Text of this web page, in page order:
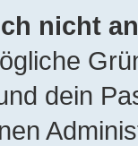
nicht
dein